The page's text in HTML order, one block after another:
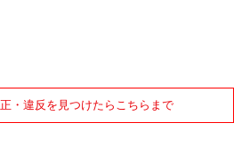
・違反を見つけたらこちらまで